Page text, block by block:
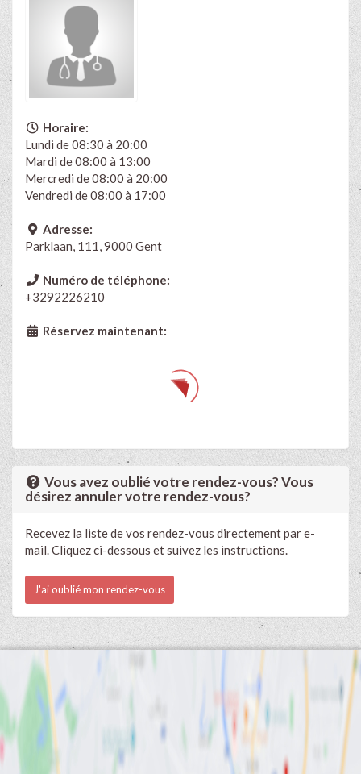
Horaire:
Lundi de 08:30 à 20:00
Mardi de 08:00 à 13:00
Mercredi de 08:00 à 20:00
Vendredi de 08:00 à 17:00
Adresse:
Parklaan, 111, 9000 Gent
Numéro de téléphone:
+3292226210
Réservez maintenant:
Vous avez oublié votre rendez-vous? Vous
désirez annuler votre rendez-vous?
Recevez la liste de vos rendez-vous directement par e-
mail. Cliquez ci-dessous et suivez les instructions.
J'ai oublié mon rendez-vous